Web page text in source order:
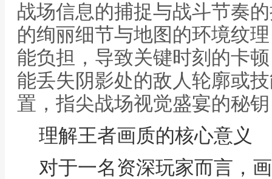
战场信息的捕捉与战斗节奏
的绚丽细节与地图的环境纹
能负担，导致关键时刻的卡
能丢失阴影处的敌人轮廓或
置，指尖战场视觉盛宴的秘钥
理解王者画质的核心意义
对于一名资深玩家而言，